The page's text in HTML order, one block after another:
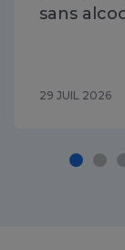
sans
29 JUIL 2026